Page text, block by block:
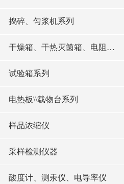
捣碎、匀浆机系列
干燥箱、干热灭箘箱、电阻炉系列
试验箱系列
电热板\\载物台系列
样品浓缩仪
采样检测仪器
酸度计、测汞仪、电导率仪